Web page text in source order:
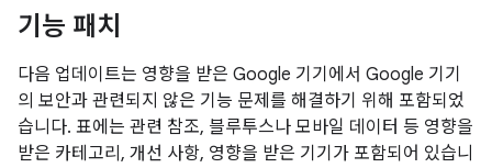
기능 패치
다음 업데이트는 영향을 받은 Google 기기에서 Google 기기
의 보안과 관련되지 않은 기능 문제를 해결하기 위해 포함되었
습니다. 표에는 관련 참조, 블루투스나 모바일 데이터 등 영향을
받은 카테고리, 개선 사항, 영향을 받은 기기가 포함되어 있습니